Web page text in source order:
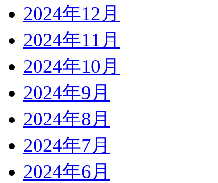
2024年12月
2024年11月
2024年10月
2024年9月
2024年8月
2024年7月
2024年6月